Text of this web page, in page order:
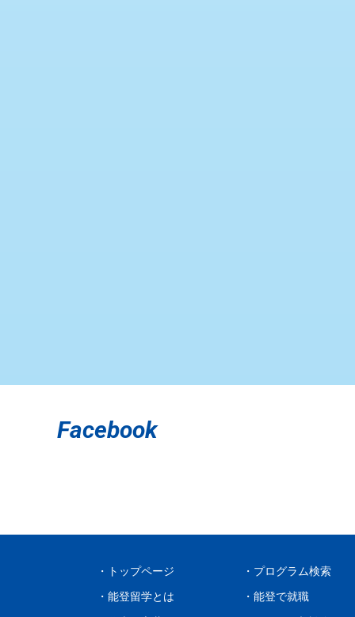
Facebook
トップページ
能登留学とは
プログラム検索
能登で就職